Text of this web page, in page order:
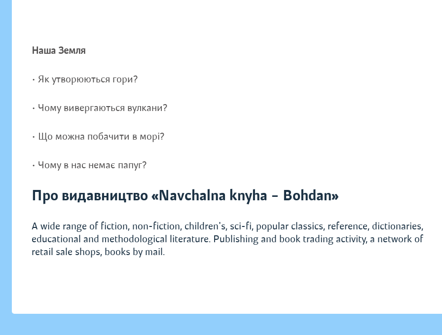
Наша Земля
• Як утворюються гори?
• Чому вивергаються вулкани?
• Що можна побачити в морі?
• Чому в нас немає папуг?
Про видавництво «Navchalna knyha – Bohdan»
A wide range of fiction, non-fiction, children's, sci-fi, popular classics, reference, dictionaries,
educational and methodological literature. Publishing and book trading activity, a network of
retail sale shops, books by mail.